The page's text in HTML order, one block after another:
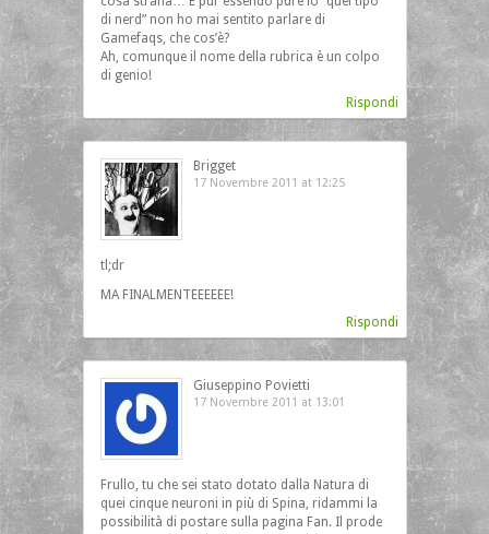
di nerd” non ho mai sentito parlare di
Gamefaqs, che cos’è?
Ah, comunque il nome della rubrica è un colpo
di genio!
Rispondi
Brigget
17 Novembre 2011 at 12:25
tl;dr
MA FINALMENTEEEEEE!
Rispondi
Giuseppino Povietti
17 Novembre 2011 at 13:01
Frullo, tu che sei stato dotato dalla Natura di
quei cinque neuroni in più di Spina, ridammi la
possibilità di postare sulla pagina Fan. Il prode